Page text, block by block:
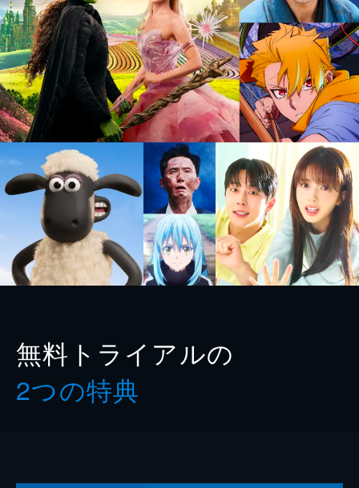
無料トライアルの
2つの特典